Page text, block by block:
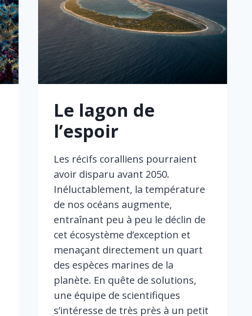
Le lagon de
l’espoir
Les récifs coralliens pourraient
avoir disparu avant 2050.
Inéluctablement, la température
de nos océans augmente,
entraînant peu à peu le déclin de
cet écosystème d’exception et
menaçant directement un quart
des espèces marines de la
planète. En quête de solutions,
une équipe de scientifiques
s’intéresse de très près à un petit